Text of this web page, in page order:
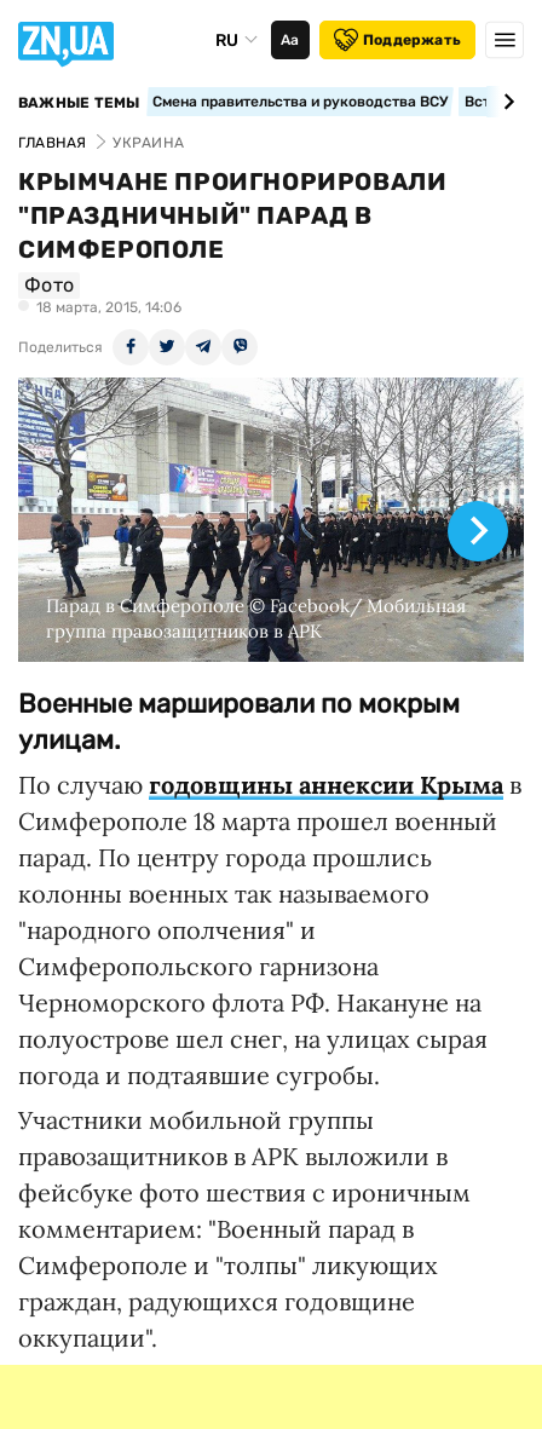
RU Аа Поддержать
ВАЖНЫЕ ТЕМЫ Смена правительства и руководства ВСУ
ГЛАВНАЯ УКРАИНА
КРЫМЧАНЕ ПРОИГНОРИРОВАЛИ
"ПРАЗДНИЧНЫЙ" ПАРАД В
СИМФЕРОПОЛЕ
Фото
18 марта, 2015, 14:06
Поделиться
Парад в Симферополе © Facebook/ Мобильная
группа правозащитников в АРК
Военные маршировали по мокрым
улицам.
По случаю годовщины аннексии Крымав
Симферополе 18 марта прошел военный
парад. По центру города прошлись
колонны военных так называемого
"народного ополчения" и
Симферопольского гарнизона
Черноморского флота РФ. Накануне на
полуострове шел снег, на улицах сырая
погода и подтаявшие сугробы.
Участники мобильной группы
правозащитников в АРК выложили в
фейсбуке фото шествия с ироничным
комментарием: "Военный парад в
Симферополе и "толпы" ликующих
граждан, радующихся годовщине
оккупации".